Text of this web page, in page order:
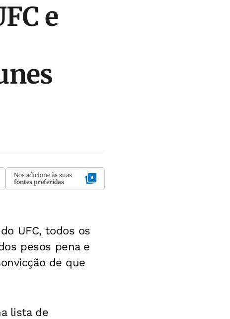
e
Nos adicione às suas
fontes preferidas
UFC, todos os
pesos pena e
de que
lista de